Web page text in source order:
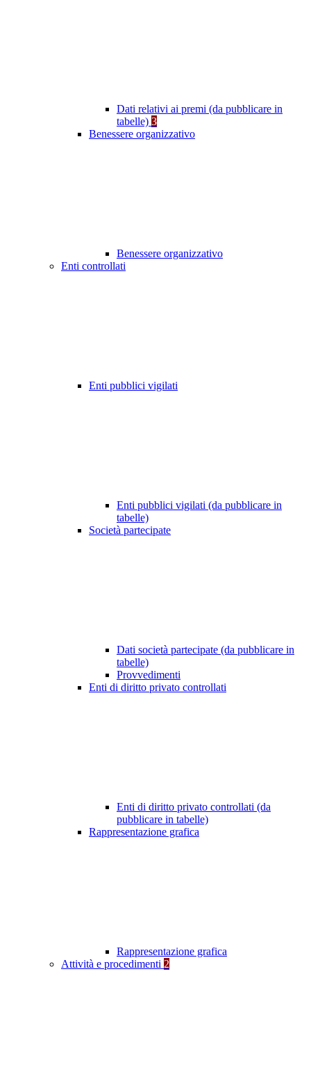
Dati relativi ai premi (da pubblicare in
tabelle) 3
Benessere organizzativo
Benessere organizzativo
Enti controllati
Enti pubblici vigilati
Enti pubblici vigilati (da pubblicare in
tabelle)
Società partecipate
Dati società partecipate (da pubblicare in
tabelle)
Provvedimenti
Enti di diritto privato controllati
Enti di diritto privato controllati (da
pubblicare in tabelle)
Rappresentazione grafica
Rappresentazione grafica
Attività e procedimenti 2